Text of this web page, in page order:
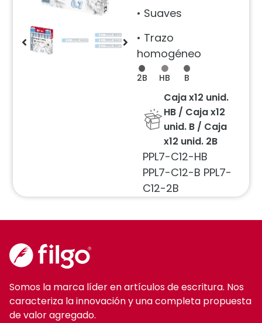
• Suaves
• Trazo
homogéneo
2B HB B
Caja x12 unid.
HB / Caja x12
unid. B / Caja
x12 unid. 2B
PPL7-C12-HB
PPL7-C12-B PPL7-
C12-2B
Somos la marca líder en artículos de escritura. Nos
caracteriza la innovación y una completa propuesta
de valor agregado.